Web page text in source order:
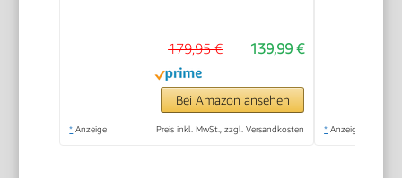
Black
139,99 €
179,95 €
Bei Amazon ansehen
* Anzeige Preis inkl. MwSt., zzgl. Versandkosten * Anzeige